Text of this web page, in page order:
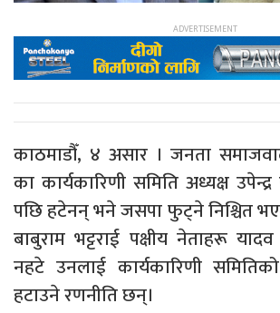
काठमाडौँ, ४ असार । जनता
का कार्यकारिणी समिति अध्यक्ष
पछि हटेनन् भने जसपा फुट्ने निश्चित
बाबुराम भट्टराई पक्षीय नेताहरू
नहटे उनलाई कार्यकारिणी
हटाउने रणनीति छन्।